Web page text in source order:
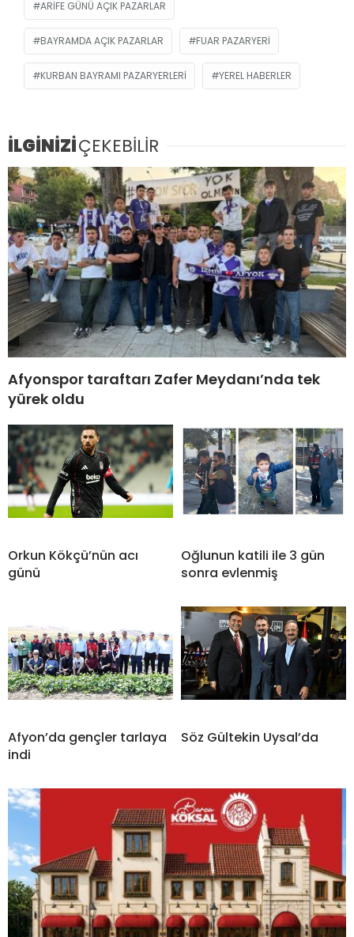
ARIFE GÜNÜ AÇIK PAZARLAR
BAYRAMDA AÇIK PAZARLAR FUAR PAZARYERI
KURBAN BAYRAMI PAZARYERLERI YEREL HABERLER
İLGİNİZİÇEKEBİLİR
Afyonspor taraftarı Zafer Meydanı’nda tek
yürek oldu
Orkun Kökçü’nün acı
günü
Oğlunun katili ile 3 gün
sonra evlenmiş
Afyon’da gençler tarlaya
indi
Söz Gültekin Uysal’da